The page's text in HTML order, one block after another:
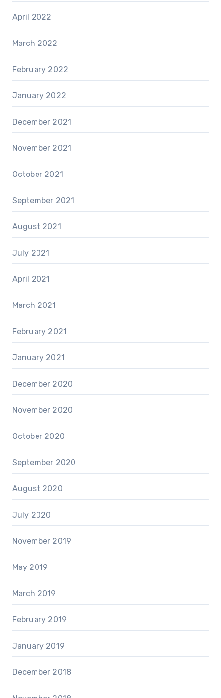
April 2022
March 2022
February 2022
January 2022
December 2021
November 2021
October 2021
September 2021
August 2021
July 2021
April 2021
March 2021
February 2021
January 2021
December 2020
November 2020
October 2020
September 2020
August 2020
July 2020
November 2019
May 2019
March 2019
February 2019
January 2019
December 2018